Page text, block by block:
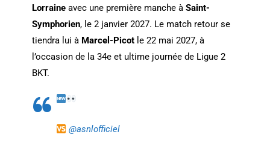
Lorraineavec une première manche à Saint-
Symphorien, le 2 janvier 2027. Le match retour se
tiendra lui à Marcel-Picotle 22 mai 2027, à
l’occasion de la 34e et ultime journée de Ligue 2
BKT.
@asnlofficiel